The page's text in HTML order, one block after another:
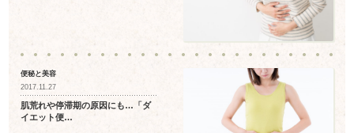
便秘と美容
2017.11.27
肌荒れや停滞期の原因にも…「ダ
イエット便…